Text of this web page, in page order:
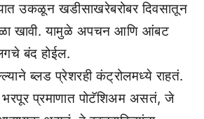
उकळून खडीसाखरेबरोबर दिवसातून
खावी. यामुळे अपचन आणि आंबट
बंद होईल.
ब्लड प्रेशरही कंट्रोलमध्ये राहतं.
प्रमाणात पोटॅशिअम असतं, जे